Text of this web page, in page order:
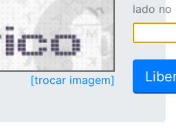
[trocar imagem]
lado no